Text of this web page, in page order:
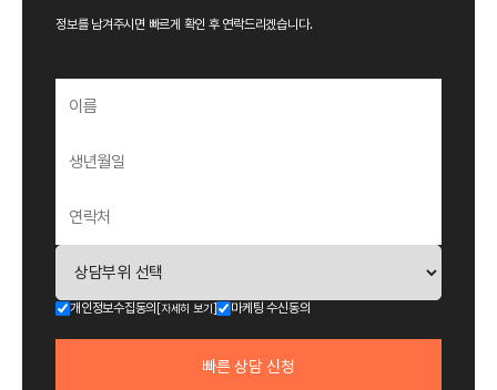
정보를 남겨주시면 빠르게 확인 후 연락드리겠습니다.
개인정보수집동의 [자세히 보기] 마케팅 수신동의
빠른 상담 신청